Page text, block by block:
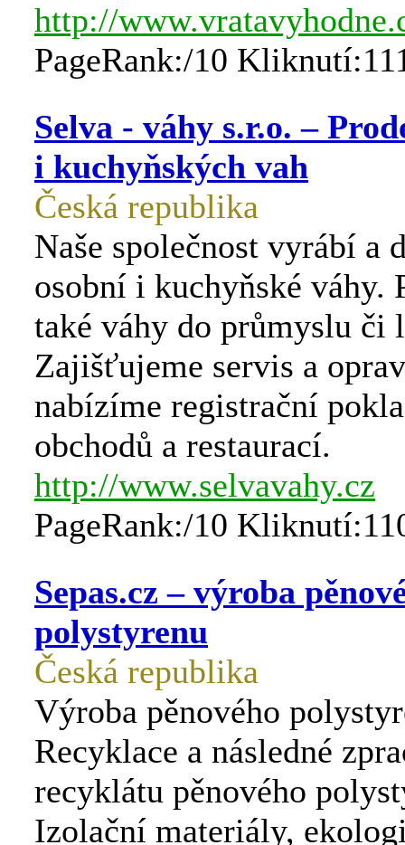
http://
PageRank:/10
Selva - váhy s.r.o. –
i kuchyňských vah
Česká republika
Naše společnost vyrábí a
osobní i kuchyňské váhy.
také váhy do průmyslu či
Zajišťujeme servis a
nabízíme registrační
obchodů a restaurací.
http://www.selvavahy.cz
PageRank:/10
Sepas.cz – výroba
polystyrenu
Česká republika
Výroba pěnového
Recyklace a následné
recyklátu pěnového
Izolační materiály,